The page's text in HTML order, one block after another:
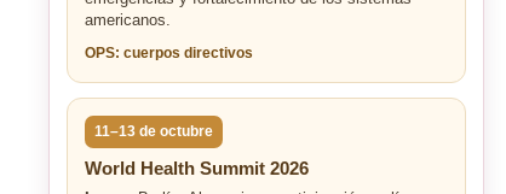
americanos.
OPS: cuerpos directivos
11–13 de octubre
World Health Summit 2026